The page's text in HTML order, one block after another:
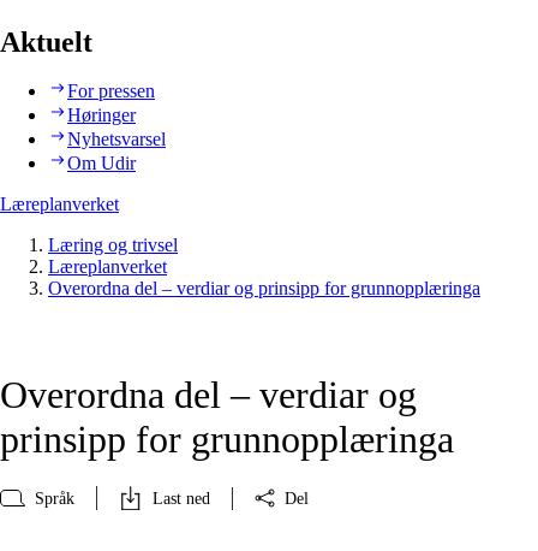
Aktuelt
For pressen
Høringer
Nyhetsvarsel
Om Udir
Læreplanverket
Læring og trivsel
Læreplanverket
Overordna del – verdiar og prinsipp for grunnopplæringa
Overordna del – verdiar og
prinsipp for grunnopplæringa
Språk Last ned Del